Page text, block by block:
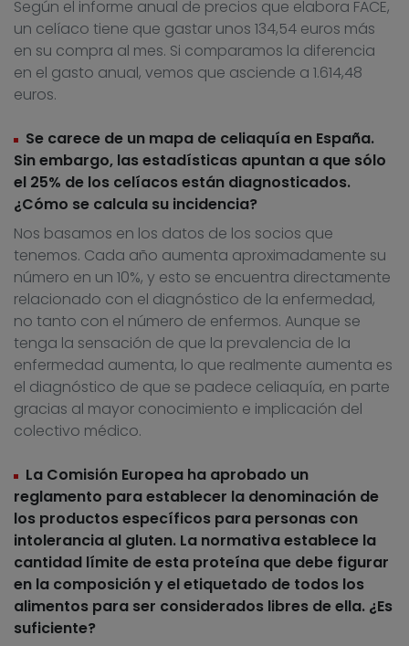
Según el informe anual de precios que elabora FACE,
un celíaco tiene que gastar unos 134,54 euros más
en su compra al mes. Si comparamos la diferencia
en el gasto anual, vemos que asciende a 1.614,48
euros.
Se carece de un mapa de celiaquía en España.
Sin embargo, las estadísticas apuntan a que sólo
el 25% de los celíacos están diagnosticados.
¿Cómo se calcula su incidencia?
Nos basamos en los datos de los socios que
tenemos. Cada año aumenta aproximadamente su
número en un 10%, y esto se encuentra directamente
relacionado con el diagnóstico de la enfermedad,
no tanto con el número de enfermos. Aunque se
tenga la sensación de que la prevalencia de la
enfermedad aumenta, lo que realmente aumenta es
el diagnóstico de que se padece celiaquía, en parte
gracias al mayor conocimiento e implicación del
colectivo médico.
La Comisión Europea ha aprobado un
reglamento para establecer la denominación de
los productos específicos para personas con
intolerancia al gluten. La normativa establece la
cantidad límite de esta proteína que debe figurar
en la composición y el etiquetado de todos los
alimentos para ser considerados libres de ella. ¿Es
suficiente?